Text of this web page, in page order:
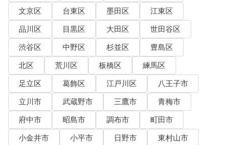
文京区
台東区 墨田区
江東区
品川区
目黒区 大田区
世田谷区
渋谷区
中野区 杉並区
豊島区
北区
荒川区 板橋区
練馬区
足立区
葛飾区 江戸川区
八王子市
立川市
武蔵野市 三鷹市
青梅市
府中市
昭島市 調布市
町田市
小金井市
小平市 日野市
東村山市